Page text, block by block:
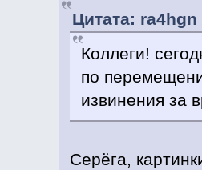
Цитата:
Коллеги!
по
извинения за
Серёга,